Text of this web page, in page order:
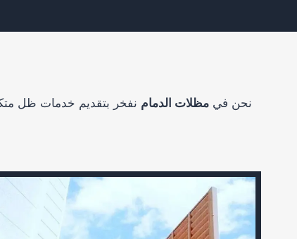
نحن في مظلات الدمام نفخر بتقديم خدمات ظل